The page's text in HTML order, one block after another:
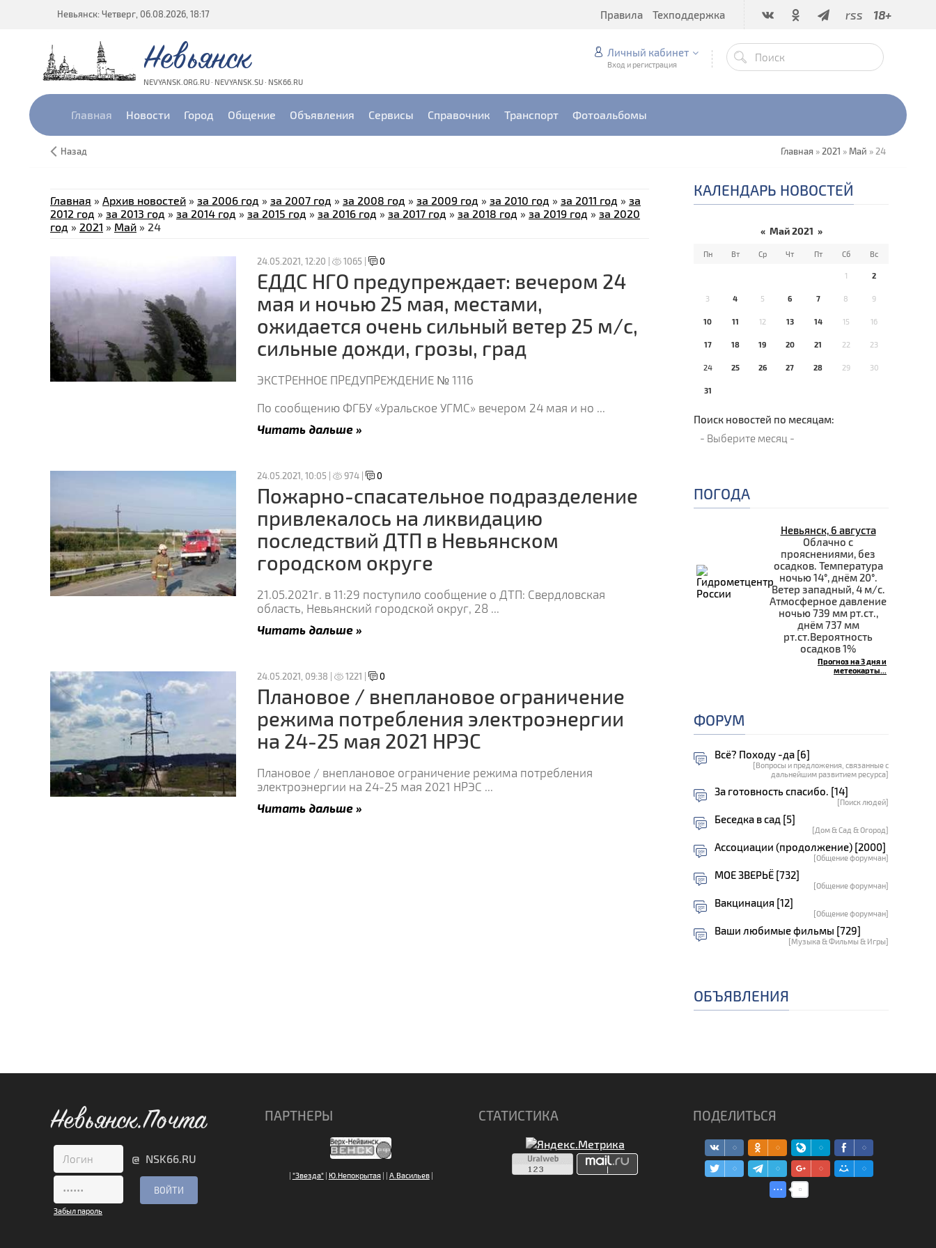
Невьянск: Четверг, 06.08.2026, 18:17 rss 18+
Правила Техподдержка
Невьянск
NEVYANSK.ORG.RU · NEVYANSK.SU · NSK66.RU
Личный кабинет
Вход и регистрация
Главная Новости Город Общение Объявления Сервисы Справочник Транспорт Фотоальбомы
Назад Главная » 2021 » Май » 24
Главная » Архив новостей » за 2006 год » за 2007 год » за 2008 год » за 2009 год » за 2010 год » за 2011 год » за
2012 год » за 2013 год » за 2014 год » за 2015 год » за 2016 год » за 2017 год » за 2018 год » за 2019 год » за 2020
год » 2021 » Май » 24
24.05.2021, 12:20 | 1065 | 0
ЕДДС НГО предупреждает: вечером 24
мая и ночью 25 мая, местами,
ожидается очень сильный ветер 25 м/с,
сильные дожди, грозы, град
ЭКСТРЕННОЕ ПРЕДУПРЕЖДЕНИЕ № 1116
По сообщению ФГБУ «Уральское УГМС» вечером 24 мая и но ...
Читать дальше »
24.05.2021, 10:05 | 974 | 0
Пожарно-спасательное подразделение
привлекалось на ликвидацию
последствий ДТП в Невьянском
городском округе
21.05.2021г. в 11:29 поступило сообщение о ДТП: Свердловская
область, Невьянский городской округ, 28 ...
Читать дальше »
24.05.2021, 09:38 | 1221 | 0
Плановое / внеплановое ограничение
режима потребления электроэнергии
на 24-25 мая 2021 НРЭС
Плановое / внеплановое ограничение режима потребления
электроэнергии на 24-25 мая 2021 НРЭС ...
Читать дальше »
КАЛЕНДАРЬ НОВОСТЕЙ
« Май 2021 »
Пн Вт Ср Чт Пт Сб Вс
1 2
3 4 5 6 7 8 9
10 11 12 13 14 15 16
17 18 19 20 21 22 23
24 25 26 27 28 29 30
31
Поиск новостей по месяцам:
ПОГОДА
Невьянск, 6 августа
Облачно с
прояснениями, без
осадков. Температура
ночью 14°, днём 20°.
Ветер западный, 4 м/с.
Атмосферное давление
ночью 739 мм рт.ст.,
днём 737 мм
рт.ст.Вероятность
осадков 1%
Прогноз на 3 дня и
метеокарты...
ФОРУМ
Всё? Походу -да [6]
[Вопросы и предложения, связанные с
дальнейшим развитием ресурса]
За готовность спасибо. [14]
[Поиск людей]
Беседка в сад [5]
[Дом & Сад & Огород]
Ассоциации (продолжение) [2000]
[Общение форумчан]
МОЕ ЗВЕРЬЁ [732]
[Общение форумчан]
Вакцинация [12]
[Общение форумчан]
Ваши любимые фильмы [729]
[Музыка & Фильмы & Игры]
ОБЪЯВЛЕНИЯ
Невьянск.Почта
@ NSK66.RU
Забыл пароль
ПАРТНЕРЫ
| "Звезда"| Ю.Непокрытая| | А.Васильев|
СТАТИСТИКА ПОДЕЛИТЬСЯ